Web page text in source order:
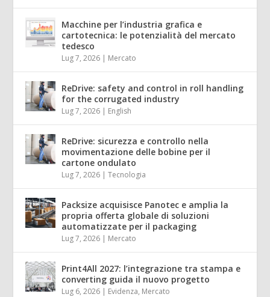
Macchine per l’industria grafica e
cartotecnica: le potenzialità del mercato
tedesco
Lug 7, 2026 | Mercato
ReDrive: safety and control in roll handling
for the corrugated industry
Lug 7, 2026 | English
ReDrive: sicurezza e controllo nella
movimentazione delle bobine per il
cartone ondulato
Lug 7, 2026 |Tecnologia
Packsize acquisisce Panotec e amplia la
propria offerta globale di soluzioni
automatizzate per il packaging
Lug 7, 2026 | Mercato
Print4All 2027: l’integrazione tra stampa e
converting guida il nuovo progetto
Lug 6, 2026 | Evidenza, Mercato